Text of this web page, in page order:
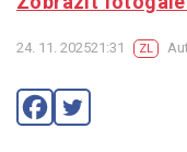
24. 11. 202521:31 ZL